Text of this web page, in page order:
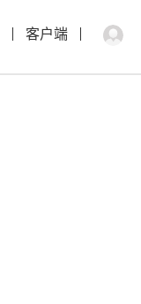
客户端